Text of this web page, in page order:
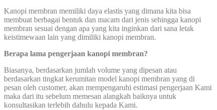
Kanopi membran memiliki daya elastis yang dimana kita bisa
membuat berbagai bentuk dan macam dari jenis sehingga kanopi
membran sesuai dengan apa yang kita inginkan dari sana letak
keistimewaan lain yang dimiliki kanopi membran.
Berapa lama pengerjaan kanopi membran?
Biasanya, berdasarkan jumlah volume yang dipesan atau
berdasarkan tingkat kerumitan model kanopi membran yang di
pesan oleh customer, akan mempengaruhi estimasi pengerjaan Kami
maka dari itu sebelum memesan alangkah baiknya untuk
konsultasikan terlebih dahulu kepada Kami.